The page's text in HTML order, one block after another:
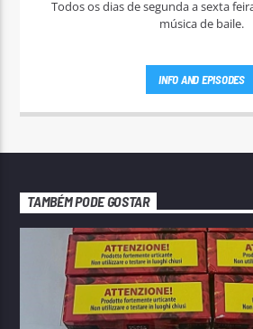
Todos os dias de segunda a sexta
música de baile.
INFO AND EPISODES
TAMBÉM PODE GOSTAR